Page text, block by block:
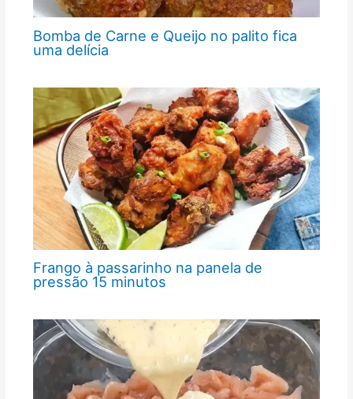
Bomba de Carne e Queijo no palito fica
uma delícia
Frango à passarinho na panela de
pressão 15 minutos